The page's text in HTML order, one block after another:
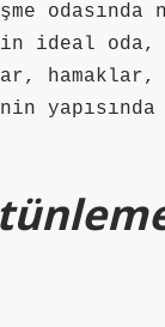
ideal